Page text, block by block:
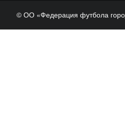
© ОО «Федерация футбола